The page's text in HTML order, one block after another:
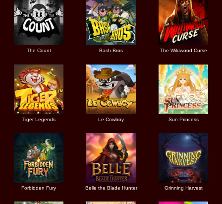
The Count Bash Bros The Wildwood Curse
Tiger Legends Le Cowboy Sun Princess
Forbidden Fury Belle the Blade Hunter Grinning Harvest